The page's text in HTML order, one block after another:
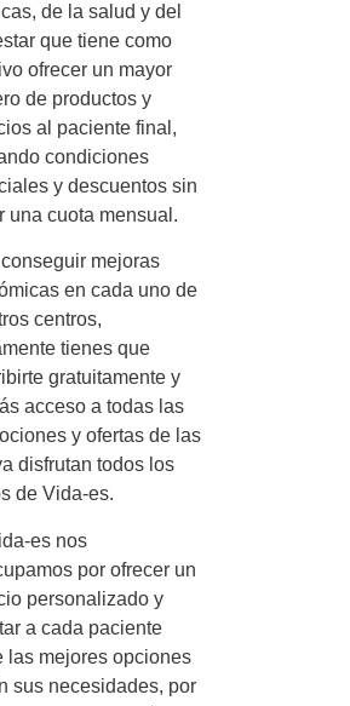
de la salud y del
que tiene como
ofrecer un mayor
de productos y
al paciente final,
condiciones
y descuentos sin
una cuota mensual.
mejoras
en cada uno de
centros,
tienes que
gratuitamente y
acceso a todas las
y ofertas de las
disfrutan todos los
de Vida-es.
es nos
por ofrecer un
personalizado y
a cada paciente
las mejores opciones
sus necesidades, por